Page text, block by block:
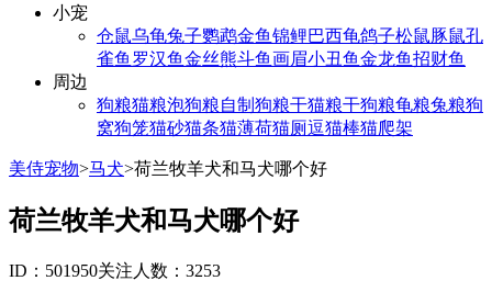
小宠
仓鼠乌龟兔子鹦鹉金鱼锦鲤巴西龟鸽子松鼠豚鼠孔
雀鱼 罗汉鱼金丝熊斗鱼画眉小丑鱼金龙鱼招财鱼
周边
狗粮猫粮泡狗粮自制狗粮干猫粮干狗粮龟粮兔粮狗
窝狗笼猫砂猫条猫薄荷猫厕逗猫棒猫爬架
美侍宠物>马犬>荷兰牧羊犬和马犬哪个好
荷兰牧羊犬和马犬哪个好
ID：501950关注人数：3253